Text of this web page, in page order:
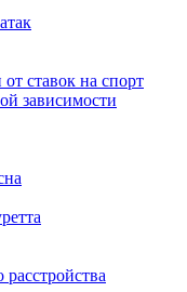
ставок на спорт
зависимости